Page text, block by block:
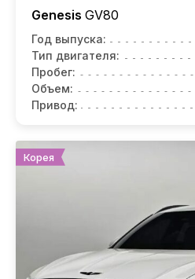
Genesis GV80
Год выпуска:
Тип двигателя:
Пробег:
Объем:
Привод:
Корея